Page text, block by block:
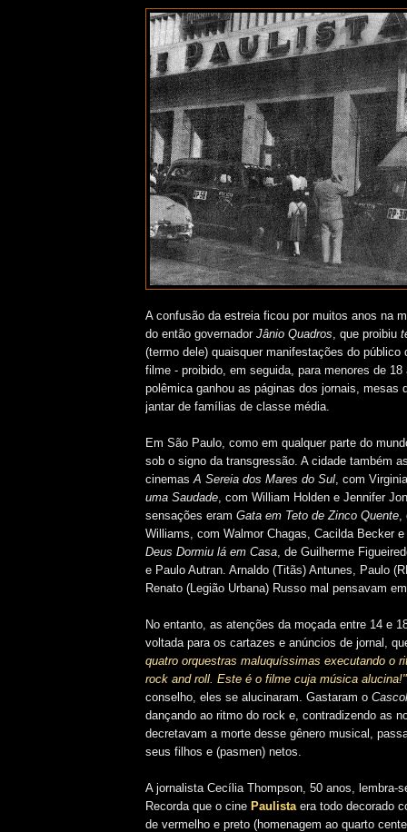
A confusão da estreia ficou por muitos anos na
do então governador Jânio Quadros , que proibiu
(termo dele) quaisquer manifestações do
filme - proibido, em seguida, para menores de
polêmica ganhou as páginas dos jornais, mesas
jantar de famílias de classe média.
Em São Paulo, como em qualquer parte do
sob o signo da transgressão. A cidade também
cinemas A Sereia dos Mares do Sul , com
uma Saudade , com William Holden e Jennifer
sensações eram Gata em Teto de Zinco Quente
Williams, com Walmor Chagas, Cacilda Becker
Deus Dormiu lá em Casa , de Guilherme
e Paulo Autran. Arnaldo (Titãs) Antunes, Paulo
Renato (Legião Urbana) Russo mal pensavam
No entanto, as atenções da moçada entre 14 e
voltada para os cartazes e anúncios de jornal,
quatro orquestras maluquíssimas executando o
rock and roll. Este é o filme cuja música alucina!"
conselho, eles se alucinaram. Gastaram o
dançando ao ritmo do rock e, contradizendo as
decretavam a morte desse gênero musical,
seus filhos e (pasmen) netos.
A jornalista Cecília Thompson, 50 anos, lembra-
Recorda que o cine Paulista era todo decorado
de vermelho e preto (homenagem ao quarto